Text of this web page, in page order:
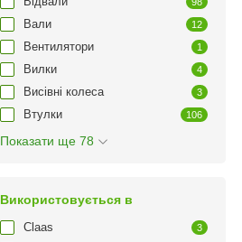
Вали 12
Вентилятори 1
Вилки 4
Висівні колеса 3
Втулки 106
Показати ще 78
Використовується в
Claas 3